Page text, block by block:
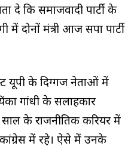
दे कि समाजवादी पार्टी के
दोनों मंत्री आज सपा पार्टी
यूपी के दिग्गज नेताओं में
गांधी के सलाहकार
के राजनीतिक करियर में
में रहे। ऐसे में उनके